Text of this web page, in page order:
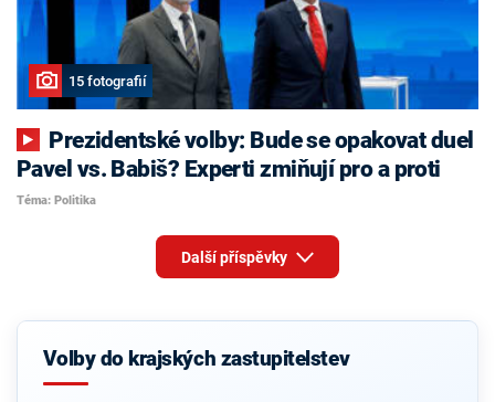
15 fotografií
Pavel vs. Babiš? Experti zmiňují pro a proti
Téma: Politika
Další příspěvky
Volby do krajských zastupitelstev